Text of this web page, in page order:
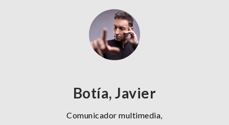
Botía, Javier
Comunicador multimedia,